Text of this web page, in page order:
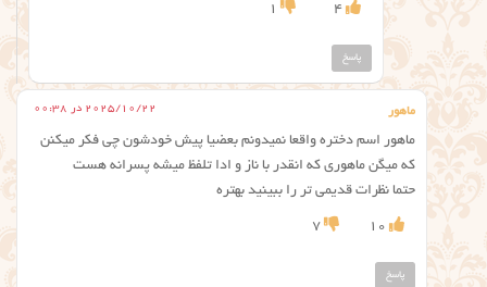
4
1
پاسخ
ماهور 2025/10/22 در 00:38
ماهور اسم دختره واقعا نمیدونم بعضیا پیش خودشون چی فکر میکنن
که میگن ماهوری که انقدر با ناز و ادا تلفظ میشه پسرانه هست
حتما نظرات قدیمی تر را ببینید بهتره
10
7
پاسخ